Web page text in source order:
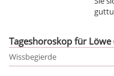
Tageshoroskop für
Wissbegierde